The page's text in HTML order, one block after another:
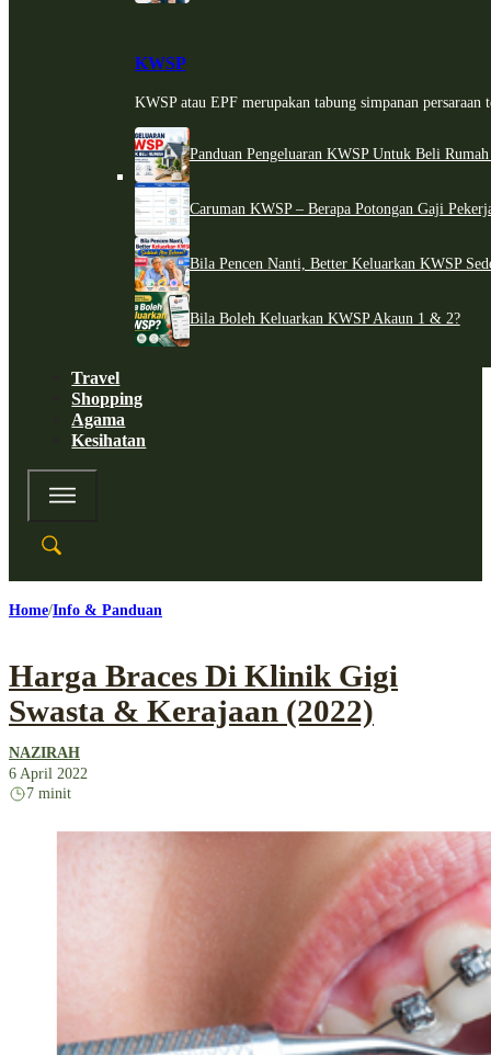
KWSP
KWSP atau EPF merupakan tabung simpanan persaraan
Panduan Pengeluaran KWSP Untuk Beli
Caruman KWSP – Berapa Potongan Gaji
Bila Pencen Nanti, Better Keluarkan KWSP
Bila Boleh Keluarkan KWSP Akaun 1 & 2?
Travel
Shopping
Agama
Kesihatan
Home Info & Panduan
Harga Braces Di Klinik Gigi
Swasta & Kerajaan (2022)
NAZIRAH
6 April 2022
7 minit